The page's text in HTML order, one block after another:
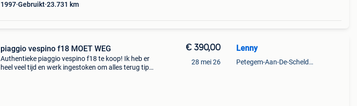
1997 Gebruikt 23.731 km
piaggio vespino f18 MOET WEG
Authentieke piaggio vespino f18 te koop! Ik heb er
heel veel tijd en werk ingestoken om alles terug tip
€ 390,00
28 mei 26
Lenny
Petegem-Aan-De-Schelde + Deel Van Oudenaarde